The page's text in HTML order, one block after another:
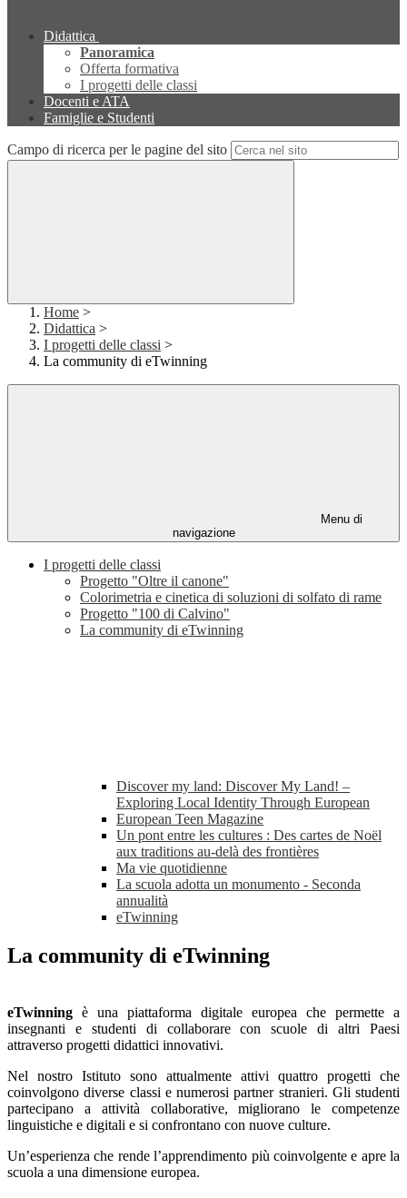
Didattica
Panoramica
Offerta formativa
I progetti delle classi
Docenti e ATA
Famiglie e Studenti
Campo di ricerca per le pagine del sito
Home >
Didattica >
I progetti delle classi >
La community di eTwinning
Menu di
navigazione
I progetti delle classi
Progetto "Oltre il canone"
Colorimetria e cinetica di soluzioni di solfato di rame
Progetto "100 di Calvino"
La community di eTwinning
Discover my land: Discover My Land! –
Exploring Local Identity Through European
European Teen Magazine
Un pont entre les cultures : Des cartes de Noël
aux traditions au-delà des frontières
Ma vie quotidienne
La scuola adotta un monumento - Seconda
annualità
eTwinning
La community di eTwinning
eTwinning è una piattaforma digitale europea che permette a
insegnanti e studenti di collaborare con scuole di altri Paesi
attraverso progetti didattici innovativi.
Nel nostro Istituto sono attualmente attivi quattro progetti che
coinvolgono diverse classi e numerosi partner stranieri. Gli studenti
partecipano a attività collaborative, migliorano le competenze
linguistiche e digitali e si confrontano con nuove culture.
Un’esperienza che rende l’apprendimento più coinvolgente e apre la
scuola a una dimensione europea.